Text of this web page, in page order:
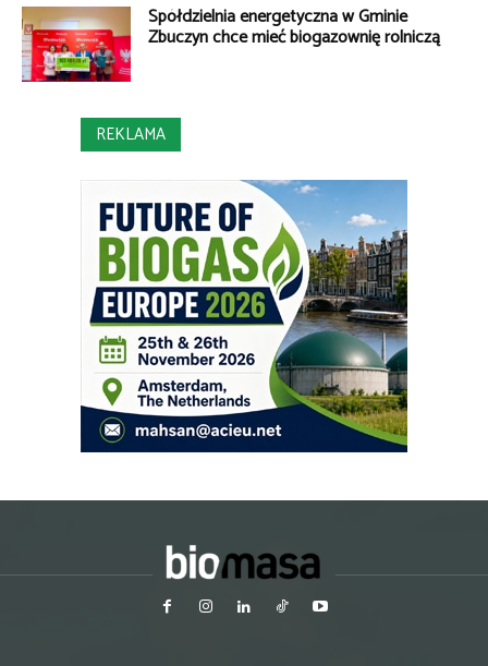
Spółdzielnia energetyczna w Gminie
Zbuczyn chce mieć biogazownię rolniczą
REKLAMA